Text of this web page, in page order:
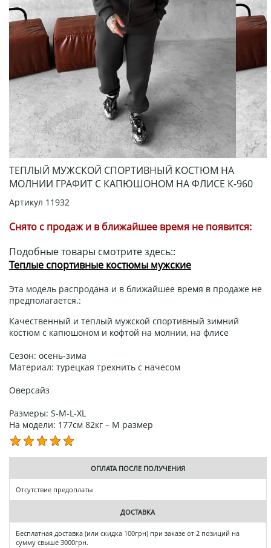
ТЕПЛЫЙ МУЖСКОЙ СПОРТИВНЫЙ КОСТЮМ НА
МОЛНИИ ГРАФИТ С КАПЮШОНОМ НА ФЛИСЕ К-960
Артикул 11932
Снято с продаж и в ближайшее время не появится:
Подобные товары смотрите здесь::
Теплые спортивные костюмы мужские
Эта модель распродана и в ближайшее время в продаже не
предполагается.:
Качественный и теплый мужской спортивный зимний
костюм с капюшоном и кофтой на молнии, на флисе
Сезон: осень-зима
Материал: турецкая трехнить с начесом
Оверсайз
Размеры: S-M-L-XL
На модели: 177см 82кг – М размер
ОПЛАТА ПОСЛЕ ПОЛУЧЕНИЯ
Отсутствие предоплаты
ДОСТАВКА
Бесплатная доставка (или скидка 100грн) при заказе от 2 позиций на
сумму свыше 3000грн.